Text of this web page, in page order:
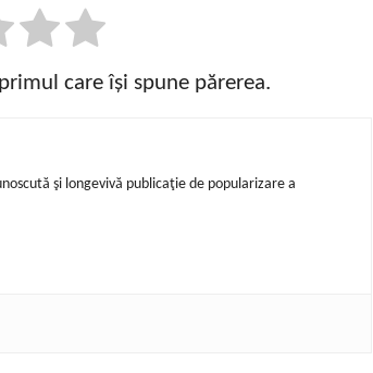
care își spune părerea.
şi longevivă publicaţie de popularizare a